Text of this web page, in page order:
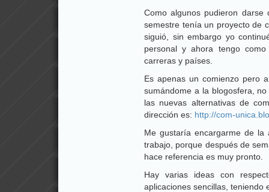
Como algunos pudieron
semestre tenía un proyecto de
siguió, sin embargo yo
personal y ahora tengo
carreras y países.
Es apenas un comienzo pero
sumándome a la blogosfera,
las nuevas alternativas de
dirección es: http://com-
Me gustaría encargarme de
trabajo, porque después de
hace referencia es muy pronto.
Hay varias ideas con
aplicaciones sencillas, teniendo